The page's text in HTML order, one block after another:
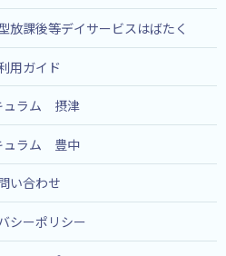
課後等デイサービスはばたく
用ガイド
ュラム 摂津
ュラム 豊中
い合わせ
シーポリシー